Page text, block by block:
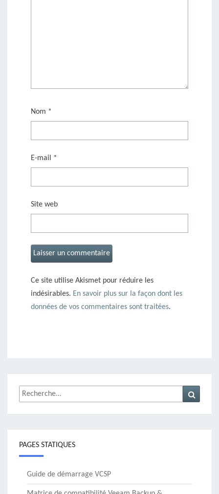
Nom *
E-mail *
Site web
Ce site utilise Akismet pour réduire les
indésirables. En savoir plus sur la façon dont les
données de vos commentaires sont traitées.
Rechercher :
PAGES STATIQUES
Guide de démarrage VCSP